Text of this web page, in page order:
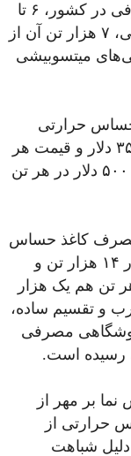
از میزان ۱۴ هزار تن کاغذ حرارتی مصرفی در کشور، ۶ تا
۷ هزارتن آن محصول هانسول کره جنوبی، ۷ هزار تن آن از
ازکمپانی‌های میتسوبیشی
حرارتی
وارداتی از چین به ایران را یک هزار و ۳۵۰ دلار و قیمت هر
تن کاغذ آلمانی وارداتی را هم یک هزارو ۵۰۰ دلار در هر تن
مصرف کاغذ حساس
در نظام بانکی در سال ۹۵ را همان مقدار ۱۴ هزار تن و
تن هم یک هزار
ضرب و تقسیم ساده،
مصرفی
بر مهر از
حرارتی از
به دلیل شباهت